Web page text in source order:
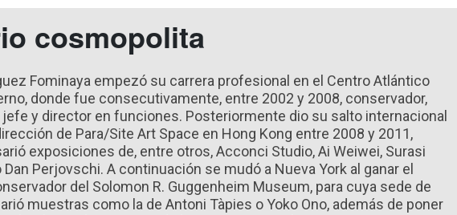
cosmopolita
Fominaya empezó su carrera profesional en el Centro Atlántico
donde fue consecutivamente, entre 2002 y 2008, conservador,
y director en funciones. Posteriormente dio su salto internacional
de Para/Site Art Space en Hong Kong entre 2008 y 2011,
exposiciones de, entre otros, Acconci Studio, Ai Weiwei, Surasi
Perjovschi. A continuación se mudó a Nueva York al ganar el
del Solomon R. Guggenheim Museum, para cuya sede de
muestras como la de Antoni Tàpies o Yoko Ono, además de poner